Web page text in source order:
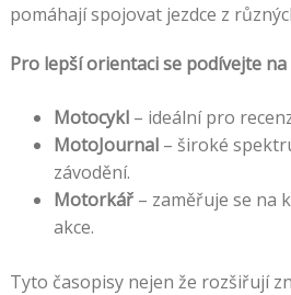
pomáhají spojovat jezdce z
Pro lepší orientaci se podívejte
Motocykl– ideální pro
MotoJournal– široké
závodění.
Motorkář– zaměřuje se na
akce.
Tyto časopisy nejen že rozšiřují